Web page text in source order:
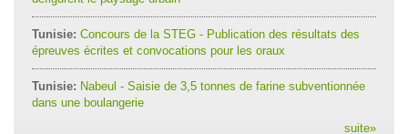
Tunisie: Concours de la STEG - Publication des résultats des
épreuves écrites et convocations pour les oraux
Tunisie: Nabeul - Saisie de 3,5 tonnes de farine subventionnée
dans une boulangerie
suite»